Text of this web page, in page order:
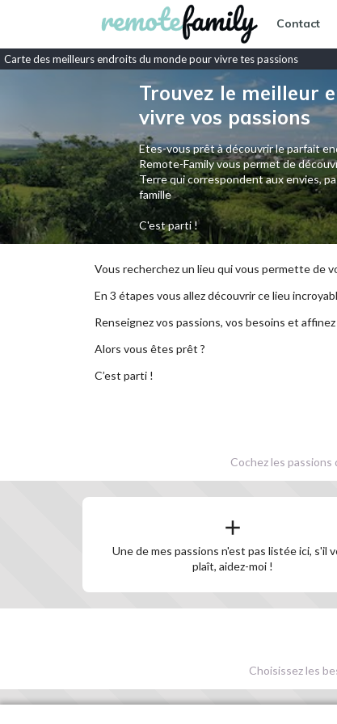
Contact
Carte des meilleurs endroits du monde pour vivre tes passions
Trouvez le meilleur
vivre vos passions
Etes-vous prêt à découvrir le parfait
Remote-Family vous permet de
Terre qui correspondent aux envies,
famille
C'est parti !
Vous recherchez un lieu qui vous permette de
En 3 étapes vous allez découvrir ce lieu
Renseignez vos passions, vos besoins et
Alors vous êtes prêt ?
C’est parti !
Cochez les
Une de mes passions n'est pas listée ici, s'il
plaît, aidez-moi !
Choisissez les